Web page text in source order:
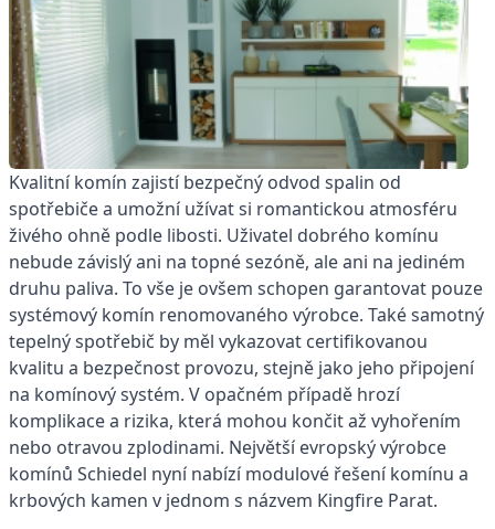
Kvalitní komín zajistí bezpečný odvod spalin od
spotřebiče a umožní užívat si romantickou atmosféru
živého ohně podle libosti. Uživatel dobrého komínu
nebude závislý ani na topné sezóně, ale ani na jediném
druhu paliva. To vše je ovšem schopen garantovat pouze
systémový komín renomovaného výrobce. Také samotný
tepelný spotřebič by měl vykazovat certifikovanou
kvalitu a bezpečnost provozu, stejně jako jeho připojení
na komínový systém. V opačném případě hrozí
komplikace a rizika, která mohou končit až vyhořením
nebo otravou zplodinami. Největší evropský výrobce
komínů Schiedel nyní nabízí modulové řešení komínu a
krbových kamen v jednom s názvem Kingfire Parat.